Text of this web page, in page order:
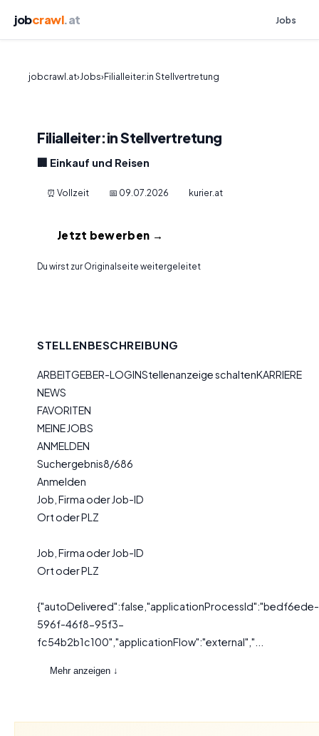
jobcrawl.at Jobs
jobcrawl.at›Jobs›Filialleiter:in Stellvertretung
Filialleiter:in Stellvertretung
🏢 Einkauf und Reisen
⏰ Vollzeit 📅 09.07.2026 kurier.at
Jetzt bewerben →
Du wirst zur Originalseite weitergeleitet
STELLENBESCHREIBUNG
ARBEITGEBER-LOGINStellenanzeige schaltenKARRIERE
NEWS
FAVORITEN
MEINE JOBS
ANMELDEN
Suchergebnis8/686
Anmelden
Job, Firma oder Job-ID
Ort oder PLZ
Job, Firma oder Job-ID
Ort oder PLZ
{"autoDelivered":false,"applicationProcessId":"bedf6ede-
596f-46f8-95f3-
fc54b2b1c100","applicationFlow":"external","...
Mehr anzeigen ↓